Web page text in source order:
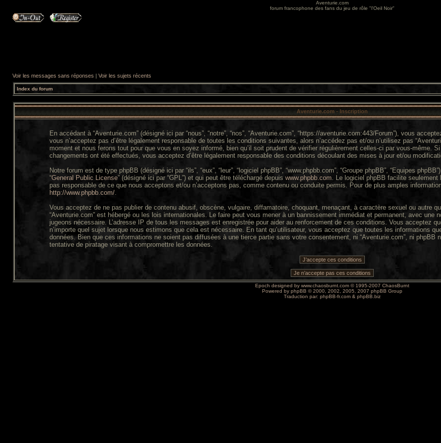
Aventurie.com
forum francophone des fans du jeu de rôle "l'Oeil Noir"
Voir les messages sans réponses | Voir les sujets récents
Index du forum
Aventurie.com - Inscription
En accédant à “Aventurie.com” (désigné ici par “nous”, “notre”, “nos”, “Aventurie.com”, “https://aventurie.com:443/Forum”), vous
vous n’acceptez pas d’être légalement responsable de toutes les conditions suivantes, alors n’accédez pas et/ou n’utilisez pas
moment et nous ferons tout pour que vous en soyez informé, bien qu’il soit prudent de vérifier régulièrement celles-ci par vous-même.
changements ont été effectués, vous acceptez d’être légalement responsable des conditions découlant des mises à jour et/ou
Notre forum est de type phpBB (désigné ici par “ils”, “eux”, “leur”, “logiciel phpBB”, “www.phpbb.com”, “Groupe phpBB”, “Equipes
“General Public License” (désigné ici par “GPL”) et qui peut être téléchargé depuis www.phpbb.com. Le logiciel phpBB facilite seulement
pas responsable de ce que nous acceptons et/ou n’acceptons pas, comme contenu ou conduite permis. Pour de plus amples
http://www.phpbb.com/.
Vous acceptez de ne pas publier de contenu abusif, obscène, vulgaire, diffamatoire, choquant, menaçant, à caractère sexuel ou autre
“Aventurie.com” est hébergé ou les lois internationales. Le faire peut vous mener à un bannissement immédiat et permanent, avec une
jugeons nécessaire. L’adresse IP de tous les messages est enregistrée pour aider au renforcement de ces conditions. Vous acceptez
n’importe quel sujet lorsque nous estimons que cela est nécessaire. En tant qu’utilisateur, vous acceptez que toutes les informations
données. Bien que ces informations ne soient pas diffusées à une tierce partie sans votre consentement, ni “Aventurie.com”, ni phpBB
tentative de piratage visant à compromettre les données.
Epoch designed by www.chaosburnt.com © 1995-2007 ChaosBurnt
Powered by phpBB © 2000, 2002, 2005, 2007 phpBB Group
Traduction par: phpBB-fr.com & phpBB.biz